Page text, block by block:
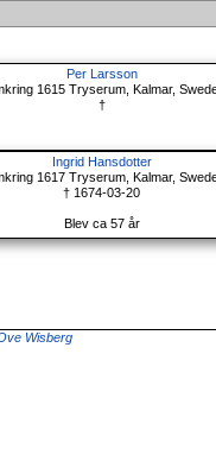
Per Larsson
1615 Tryserum, Kalmar,
†
Ingrid Hansdotter
1617 Tryserum, Kalmar,
† 1674-03-20
Blev ca 57 år
Wisberg